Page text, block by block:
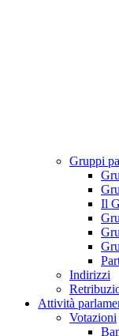
Gruppi
Il
Indirizzi
Attività
Votazioni